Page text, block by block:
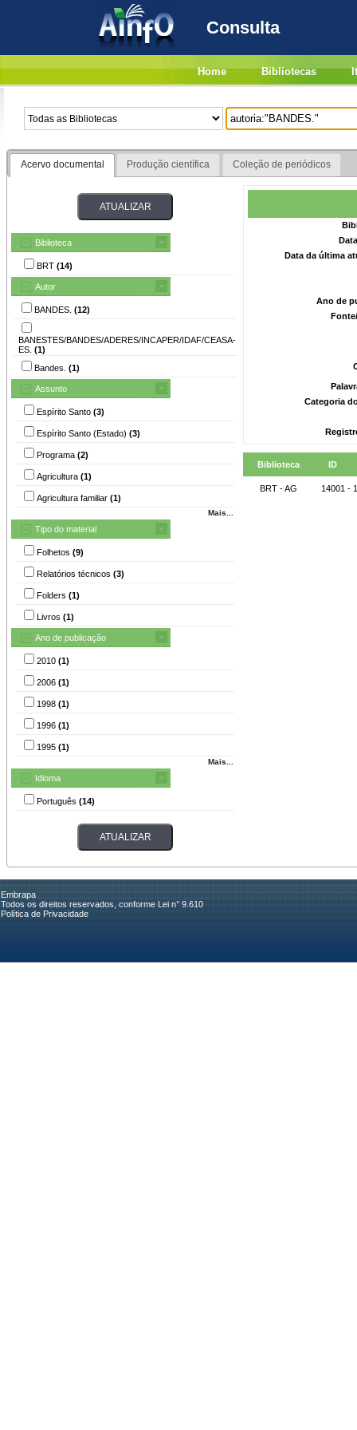
Consulta
Home Bibliotecas
Acervo documental Produção científica Coleção de periódicos
Biblioteca
BRT (14)
Autor
BANDES. (12)
BANESTES/BANDES/ADERES/INCAPER/IDAF/CEASA-
ES. (1)
Bandes. (1)
Assunto
Espírito Santo (3)
Espírito Santo (Estado) (3)
Programa (2)
Agricultura (1)
Agricultura familiar (1)
Mais...
Tipo do material
Folhetos (9)
Relatórios técnicos (3)
Folders (1)
Livros (1)
Ano de publicação
2010 (1)
2006 (1)
1998 (1)
1996 (1)
1995 (1)
Mais...
Idioma
Português (14)
Data da última
Ano de
Categoria
Biblioteca ID
BRT - AG 14001 - 1
Embrapa
Todos os direitos reservados, conforme Lei n° 9.610
Política de Privacidade